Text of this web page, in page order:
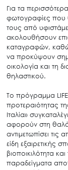
Για τα
φωτογραφίες που
τους από
ακολουθήσουν
καταγραφών,
να προκύψουν
οικολογία και τη
θηλαστικού.
Το πρόγραμμα
προτεραιότητας
Ιταλία»
αφορούν στη
αντιμετωπίσει
είδη εξαιρετικής
βιοποικιλότητα
παραδείγματα